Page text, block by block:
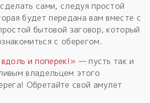
сами, следуя простой
будет передана вам вместе с
бытовой заговор, который
с оберегом.
и поперек!» — пусть так и
владельцем этого
Обретайте свой амулет